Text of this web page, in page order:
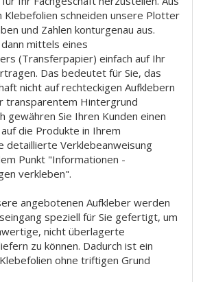
schneiden unsere Plotter
und Zahlen konturgenau aus.
mittels eines
(Transferpapier) einfach auf Ihr
Das bedeutet für Sie, das
nicht auf rechteckigen Aufklebern
transparentem Hintergrund
gewähren Sie Ihren Kunden einen
die Produkte in Ihrem
detaillierte Verklebeanweisung
Punkt "Informationen -
verkleben".
angebotenen Aufkleber werden
speziell für Sie gefertigt, um
nicht überlagerte
zu können. Dadurch ist ein
ohne triftigen Grund